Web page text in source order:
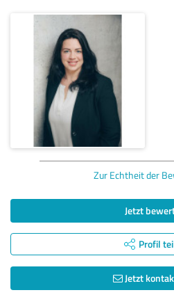
Zur Echtheit der
Jetzt
Profil
Jetzt